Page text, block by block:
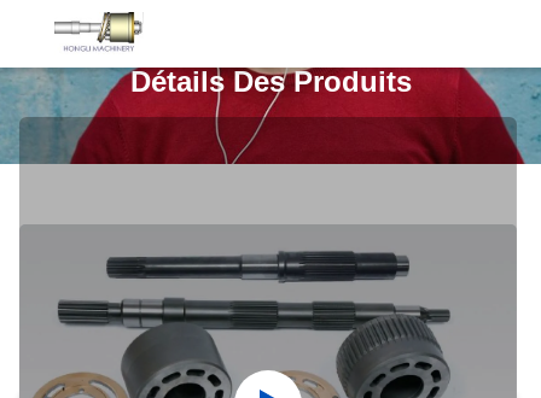
Détails Des Produits